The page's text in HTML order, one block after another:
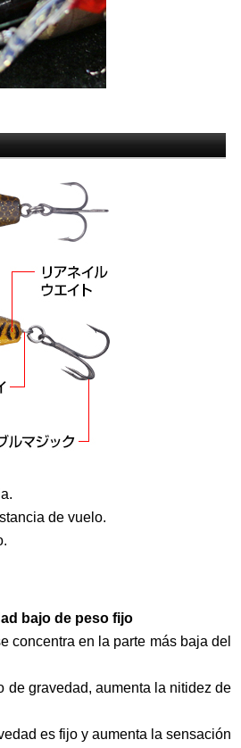
de vuelo.
bajo de peso fijo
concentra en la parte más baja del
de gravedad, aumenta la nitidez de
es fijo y aumenta la sensación